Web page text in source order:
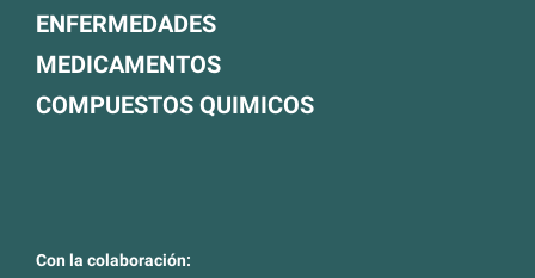
ENFERMEDADES
MEDICAMENTOS
COMPUESTOS QUIMICOS
Con la colaboración: